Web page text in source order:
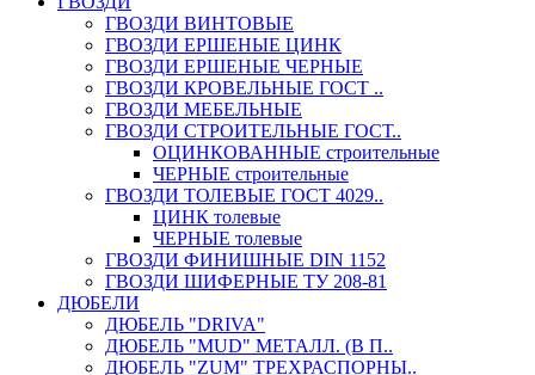
ГВОЗДИ ВИНТОВЫЕ
ГВОЗДИ ЕРШЕНЫЕ ЦИНК
ГВОЗДИ ЕРШЕНЫЕ ЧЕРНЫЕ
ГВОЗДИ КРОВЕЛЬНЫЕ ГОСТ ..
ГВОЗДИ МЕБЕЛЬНЫЕ
ГВОЗДИ СТРОИТЕЛЬНЫЕ ГОСТ..
ОЦИНКОВАННЫЕ строительные
ЧЕРНЫЕ строительные
ГВОЗДИ ТОЛЕВЫЕ ГОСТ 4029..
ЦИНК толевые
ЧЕРНЫЕ толевые
ГВОЗДИ ФИНИШНЫЕ DIN 1152
ГВОЗДИ ШИФЕРНЫЕ ТУ 208-81
ДЮБЕЛИ
ДЮБЕЛЬ "DRIVA"
ДЮБЕЛЬ "MUD" МЕТАЛЛ. (В П..
ДЮБЕЛЬ "ZUM" ТРЕХРАСПОРНЫ..